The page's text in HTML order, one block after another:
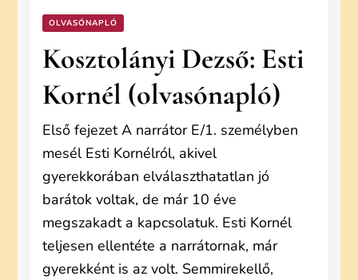
OLVASÓNAPLÓ
Kosztolányi Dezső: Esti
Kornél (olvasónapló)
Első fejezet A narrátor E/1. személyben
mesél Esti Kornélról, akivel
gyerekkorában elválaszthatatlan jó
barátok voltak, de már 10 éve
megszakadt a kapcsolatuk. Esti Kornél
teljesen ellentéte a narrátornak, már
gyerekként is az volt. Semmirekellő,